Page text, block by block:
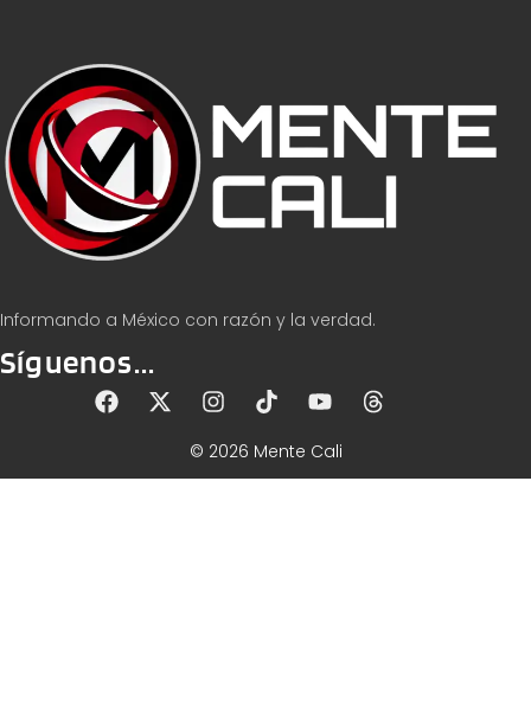
Informando a México con razón y la verdad.
Síguenos...
© 2026 Mente Cali